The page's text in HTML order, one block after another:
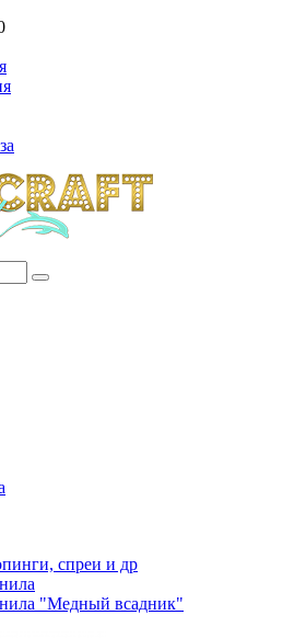
спреи и др
"Медный всадник"